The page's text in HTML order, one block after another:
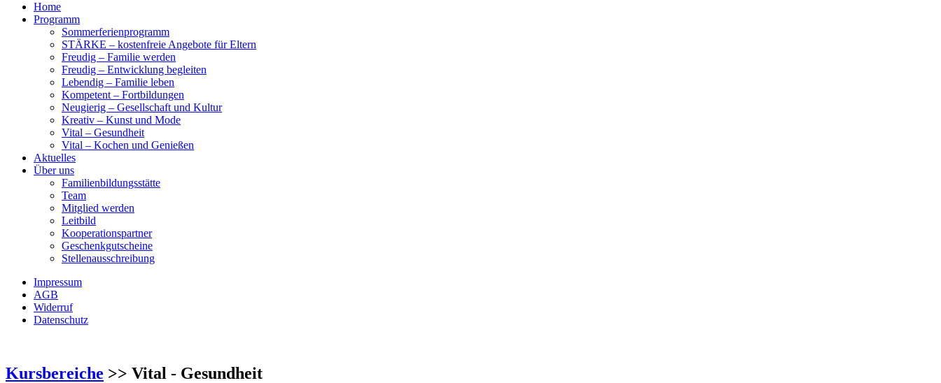
Home
Programm
Sommerferienprogramm
STÄRKE – kostenfreie Angebote für Eltern
Freudig – Familie werden
Freudig – Entwicklung begleiten
Lebendig – Familie leben
Kompetent – Fortbildungen
Neugierig – Gesellschaft und Kultur
Kreativ – Kunst und Mode
Vital – Gesundheit
Vital – Kochen und Genießen
Aktuelles
Über uns
Familienbildungsstätte
Team
Mitglied werden
Leitbild
Kooperationspartner
Geschenkgutscheine
Stellenausschreibung
Impressum
AGB
Widerruf
Datenschutz
Kursbereiche >> Vital - Gesundheit